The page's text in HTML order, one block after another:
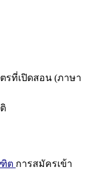
รที่เปิดสอน (ภาษา
ต การสมัครเข้า